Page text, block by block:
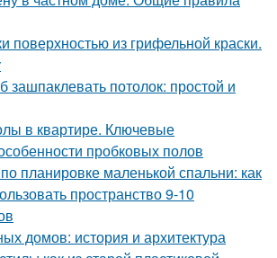
поверхностью из грифельной краски.
зашпаклевать потолок: простой и
в квартире. Ключевые
пробковых полов
планировке маленькой спальни: как
пространство 9-10
домов: история и архитектура